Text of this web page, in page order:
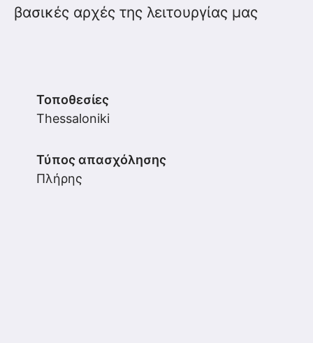
βασικές αρχές της λειτουργίας μας
Τοποθεσίες
Thessaloniki
Τύπος απασχόλησης
Πλήρης